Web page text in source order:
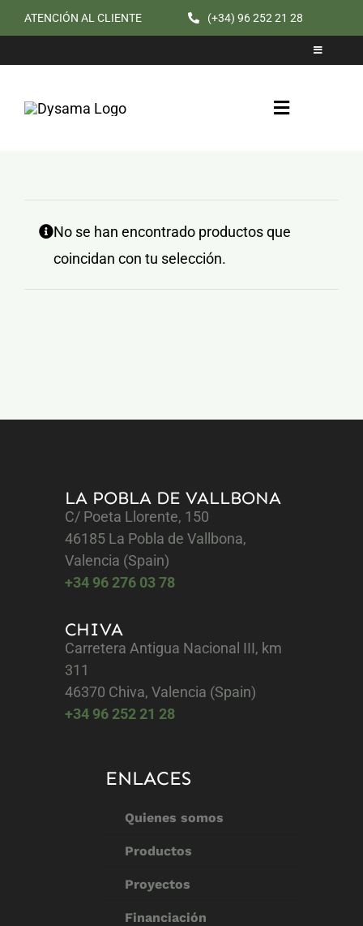
Saltar
al
contenido
ATENCIÓN AL CLIENTE (+34) 96 252 21 28
Toggle
Navigation
Toggle
No se han encontrado productos que
coincidan con tu selección.
LA POBLA DE VALLBONA
C/ Poeta Llorente, 150
46185 La Pobla de Vallbona,
Valencia (Spain)
+34 96 276 03 78
CHIVA
Carretera Antigua Nacional III, km
311
46370 Chiva, Valencia (Spain)
+34 96 252 21 28
ENLACES
Quienes somos
Productos
Proyectos
Financiación